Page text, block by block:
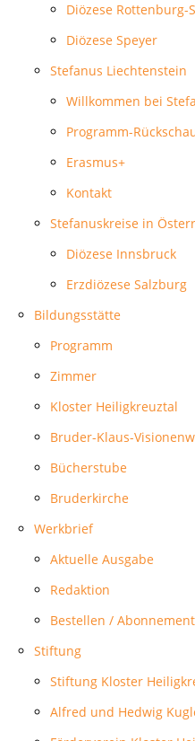
Diözese Rottenburg-
Diözese Speyer
Stefanus Liechtenstein
Willkommen bei
Programm-
Erasmus+
Kontakt
Stefanuskreise in
Diözese Innsbruck
Erzdiözese Salzburg
Bildungsstätte
Programm
Zimmer
Kloster Heiligkreuztal
Bruder-Klaus-
Bücherstube
Bruderkirche
Werkbrief
Aktuelle Ausgabe
Redaktion
Bestellen / Abonnement
Stiftung
Stiftung Kloster
Alfred und Hedwig